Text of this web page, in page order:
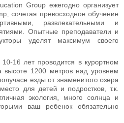
Group ежегодно организует
сочетая превосходное обучение
развлекательными и
Опытные преподаватели и
уделят максимум своего
16 лет проводится в курортном
высоте 1200 метров над уровнем
езды от знаменитого озера
для детей и подростков, т.к.
экология, много солнца и
ваш ребенок обязательно